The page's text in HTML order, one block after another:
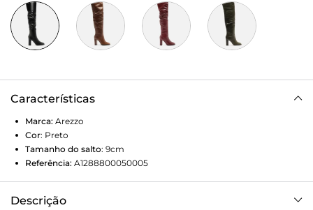
Características
Marca: Arezzo
Cor: Preto
Tamanho do salto: 9cm
Referência: A1288800050005
Descrição